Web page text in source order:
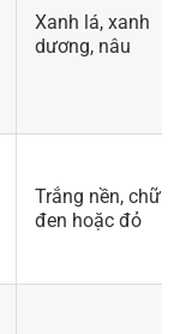
Xanh lá, xanh
dương, nâu
Trắng nền, chữ
đen hoặc đỏ